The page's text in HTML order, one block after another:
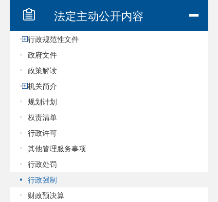
法定主动公开内容
行政规范性文件
政府文件
政策解读
机关简介
规划计划
权责清单
行政许可
其他管理服务事项
行政处罚
行政强制
财政预决算